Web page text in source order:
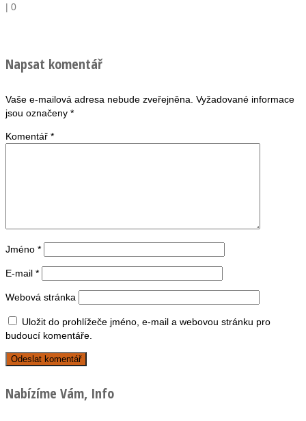
| 0
Napsat komentář
Vaše e-mailová adresa nebude zveřejněna. Vyžadované informace
jsou označeny *
Komentář *
Jméno *
E-mail *
Webová stránka
Uložit do prohlížeče jméno, e-mail a webovou stránku pro
budoucí komentáře.
Nabízíme Vám, Info